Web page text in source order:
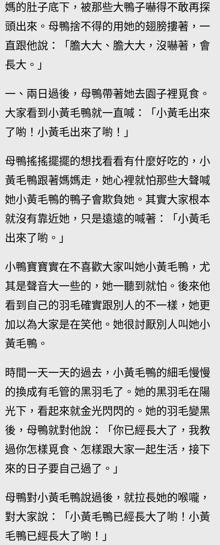
媽的肚子底下，被那些大鴨子嚇得不敢再探
頭出來。母鴨捨不得的用她的翅膀摟著，一
直跟他說：「膽大大、膽大大，沒嚇著，會
長大。」
一、兩日過後，母鴨帶著她去園子裡覓食。
大家看到小黃毛鴨就一直喊：「小黃毛出來
了喲！小黃毛出來了喲！」
母鴨搖搖擺擺的想找看看有什麼好吃的，小
黃毛鴨跟著媽媽走，她心裡就怕那些大聲喊
她小黃毛鴨的鴨子會欺負她。其實大家根本
就沒有靠近她，只是遠遠的喊著：「小黃毛
出來了喲。」
小鴨寶寶實在不喜歡大家叫她小黃毛鴨，尤
其是聲音大一些的，她一聽到就怕。後來他
看到自己的羽毛確實跟別人的不一樣，她更
加以為大家是在笑他。她很討厭別人叫她小
黃毛鴨。
時間一天一天的過去，小黃毛鴨的細毛慢慢
的換成有毛管的黑羽毛了。她的黑羽毛在陽
光下，看起來就金光閃閃的。她的羽毛變黑
後，母鴨就對他說：「你已經長大了，我教
過你怎樣覓食、怎樣跟大家一起生活，接下
來的日子要自己過了。」
母鴨對小黃毛鴨說過後，就拉長她的喉嚨，
對大家說：「小黃毛鴨已經長大了喲！小黃
毛鴨已經長大了喲！」